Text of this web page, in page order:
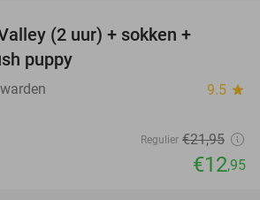
(2 uur) + sokken +
puppy
9.5 star
Regulier €21,95
€12,95